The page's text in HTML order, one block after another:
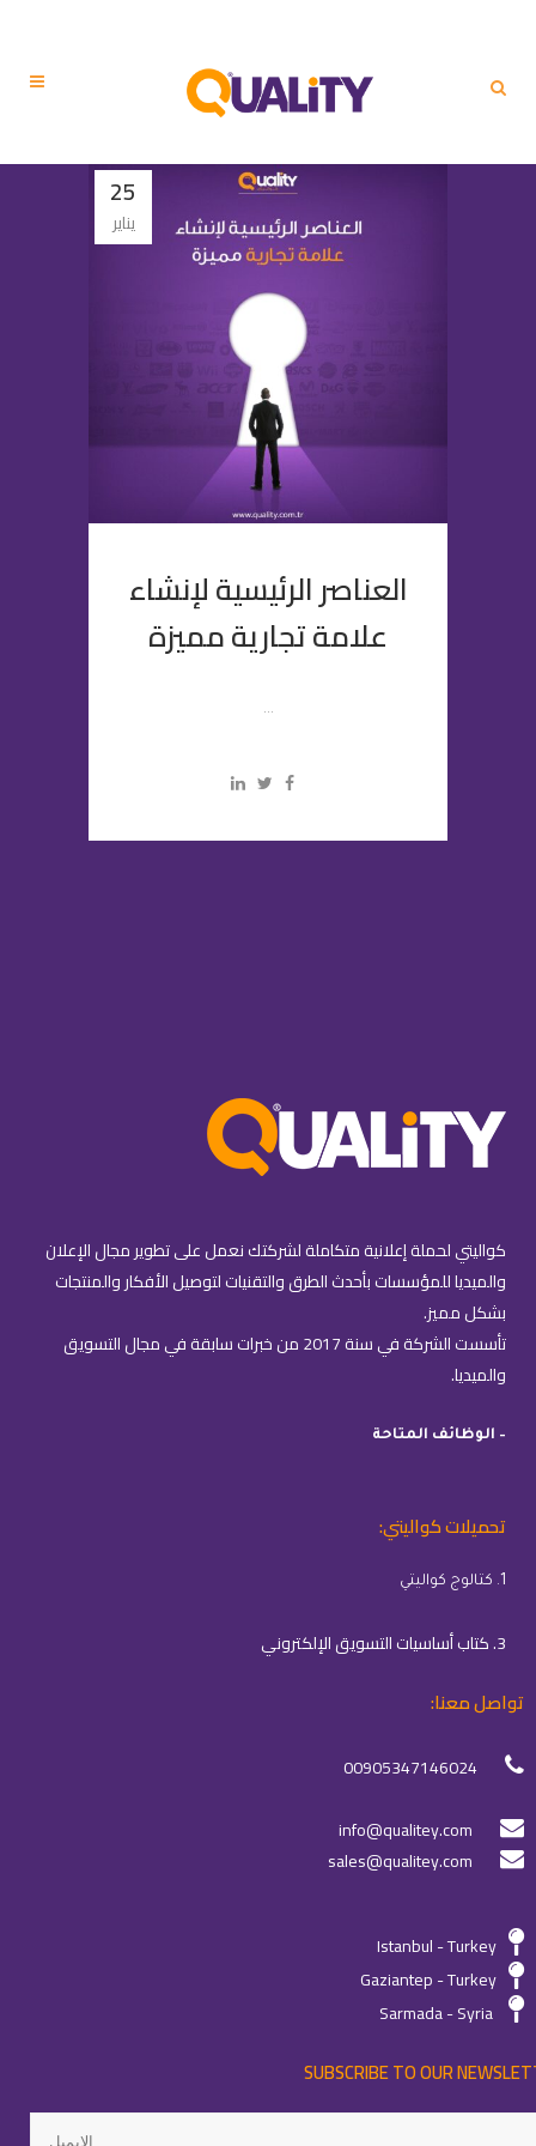
25
يناير
العناصر الرئيسية لإنشاء
علامة تجارية مميزة
...
كواليتي لحملة إعلانية متكاملة لشركتك نعمل على تطوير مجال الإعلان
والميديا للمؤسسات بأحدث الطرق والتقنيات لتوصيل الأفكار والمنتجات
بشكل مميز.
تأسست الشركة في سنة 2017 من خبرات سابقة في مجال التسويق
والميديا.
– الوظائف المتاحة
تحميلات كواليتي:
1. كتالوج كواليتي
3. كتاب أساسيات التسويق الإلكتروني
تواصل معنا:
00905347146024
info@qualitey.com
sales@qualitey.com
Istanbul - Turkey
Gaziantep - Turkey
Sarmada - Syria
SUBSCRIBE TO OUR